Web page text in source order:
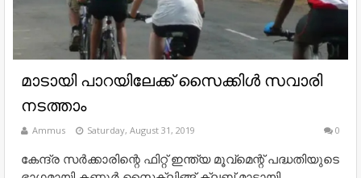
മാടായി പാറയിലേക്ക് സൈക്കിള്‍ സവാരി
നടത്താം
Ammus Saturday, August 31, 2019 0
കേന്ദ്ര സര്‍ക്കാരിന്റെ ഫിറ്റ് ഇന്ത്യ മൂവ്‌മെന്റ് പദ്ധതിയുടെ